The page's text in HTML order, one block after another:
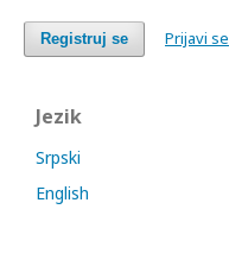
Registruj se Prijavi se
Jezik
Srpski
English